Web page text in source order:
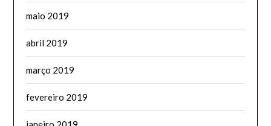
maio 2019
abril 2019
março 2019
fevereiro 2019